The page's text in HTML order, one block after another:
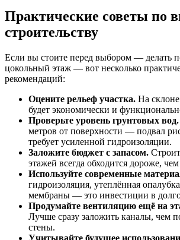
Практические советы по
строительству
Если вы стоите перед выбором — делать
цокольный этаж — вот несколько
рекомендаций:
Оцените рельеф участка. На
будет экономически и
Проверьте уровень грунтовых вод.
метров от поверхности — подвал
требует усиленной гидроизоляции.
Заложите бюджет с запасом.
этажей всегда обходится дороже,
Используйте современные
гидроизоляция, утеплённая
мембраны — это инвестиции в
Продумайте вентиляцию ещё на
Лучше сразу заложить каналы, чем
стены.